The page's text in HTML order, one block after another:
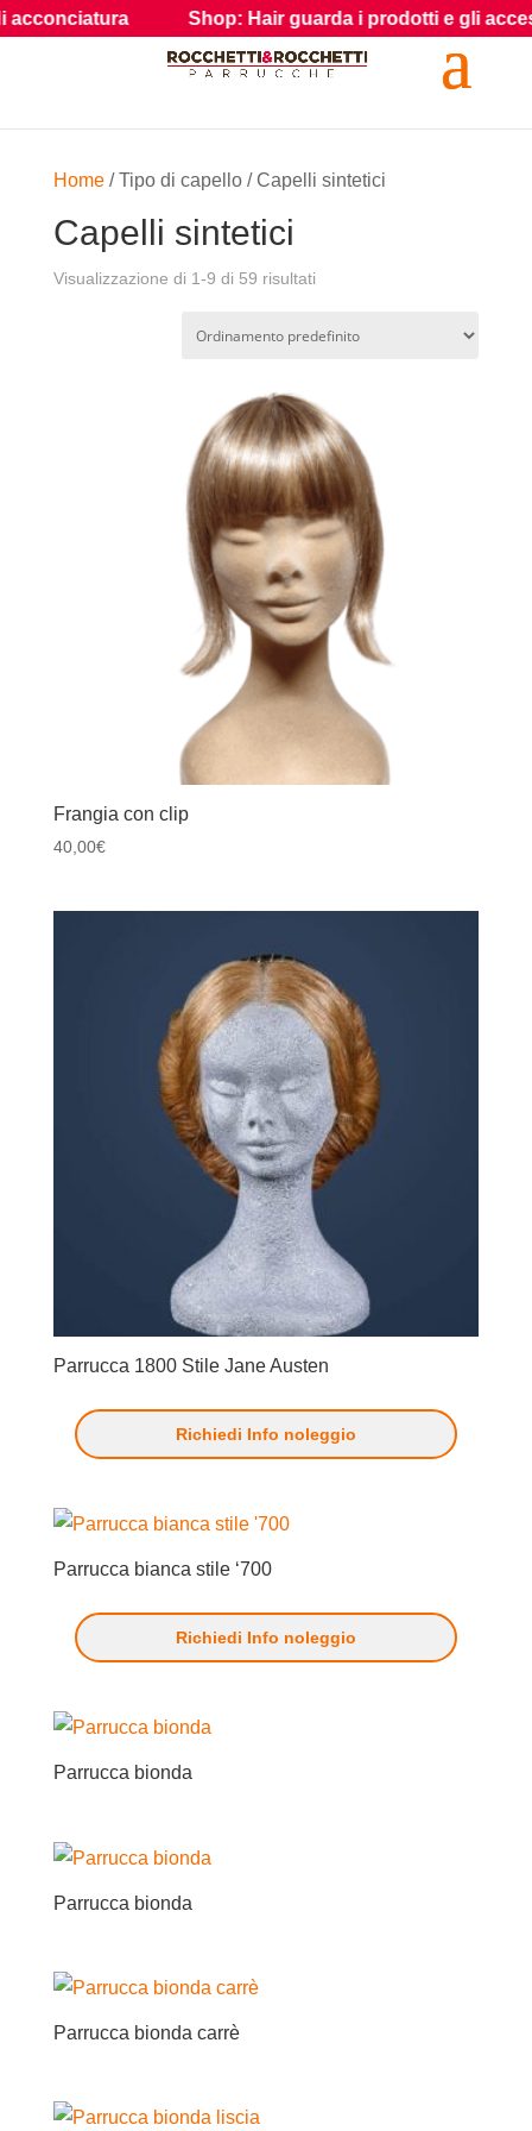
Home/ Tipo di capello / Capelli sintetici
Capelli sintetici
Visualizzazione di 1-9 di 59 risultati
Frangia con clip
40,00€
Parrucca 1800 Stile Jane Austen
Richiedi Info noleggio
Parrucca bianca stile ‘700
Richiedi Info noleggio
Parrucca bionda
Parrucca bionda
Parrucca bionda carrè
Shop: Hair guarda i prodotti e gli accessori